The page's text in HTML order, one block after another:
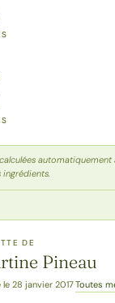
DE
Pineau
le 28 janvier 2017·Toutes